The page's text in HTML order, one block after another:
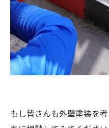
もし皆さんも外壁塗装を